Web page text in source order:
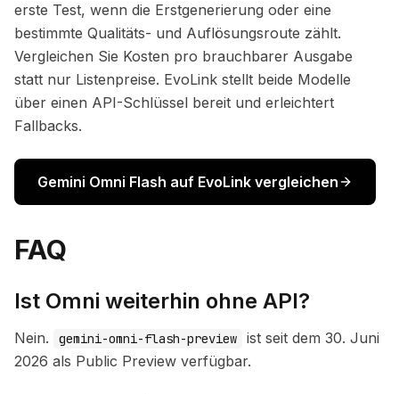
erste Test, wenn die Erstgenerierung oder eine
bestimmte Qualitäts- und Auflösungsroute zählt.
Vergleichen Sie Kosten pro brauchbarer Ausgabe
statt nur Listenpreise. EvoLink stellt beide Modelle
über einen API-Schlüssel bereit und erleichtert
Fallbacks.
Gemini Omni Flash auf EvoLink vergleichen
FAQ
Ist Omni weiterhin ohne API?
Nein. gemini-omni-flash-preview
ist seit dem 30. Juni
2026 als Public Preview verfügbar.